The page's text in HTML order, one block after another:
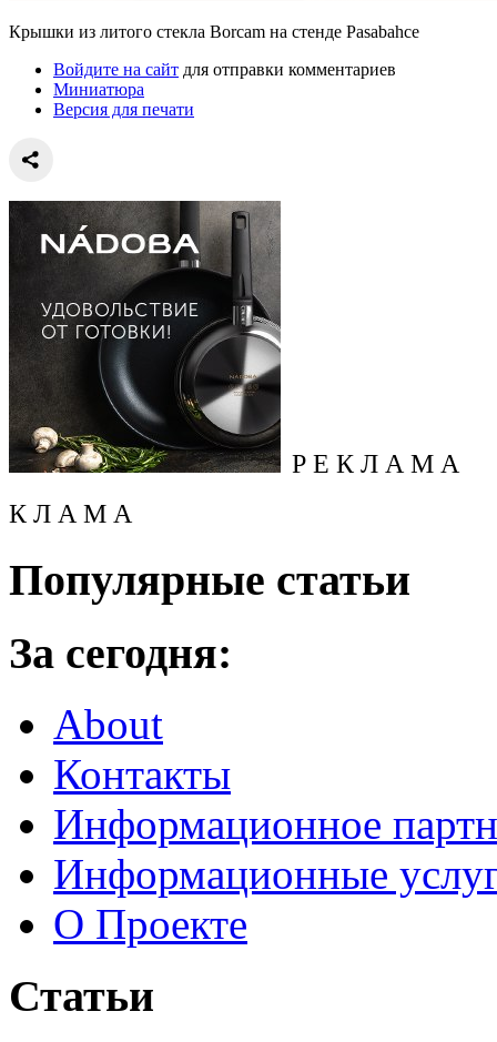
Крышки из литого стекла Borcam на стенде Pasabahce
Войдите на сайт для отправки комментариев
Миниатюра
Версия для печати
Р Е К Л А М А
К Л А М А
Популярные статьи
За сегодня:
About
Контакты
Информационное
Информационные
О Проекте
Статьи